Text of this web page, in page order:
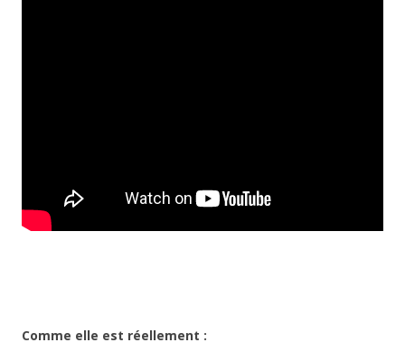
Comme elle est réellement :